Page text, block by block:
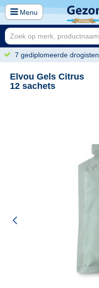
Menu
7 gediplomeerde drogisten
Elvou Gels Citrus
12 sachets